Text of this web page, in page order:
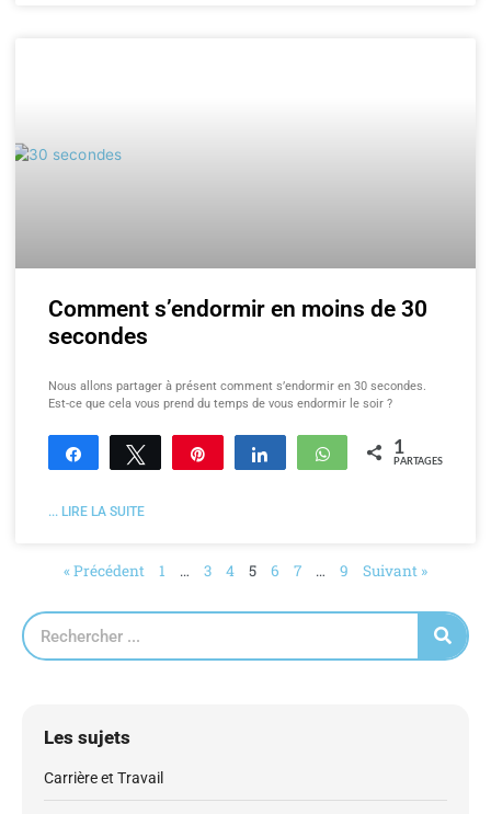
Comment s’endormir en moins de 30
secondes
Nous allons partager à présent comment s’endormir en 30 secondes.
Est-ce que cela vous prend du temps de vous endormir le soir ?
Partagez Tweetez Enregistrer Partagez WhatsApp
1
PARTAGES
... LIRE LA SUITE
« Précédent 1 … 3 4 5 6 7 … 9 Suivant »
Les sujets
Carrière et Travail